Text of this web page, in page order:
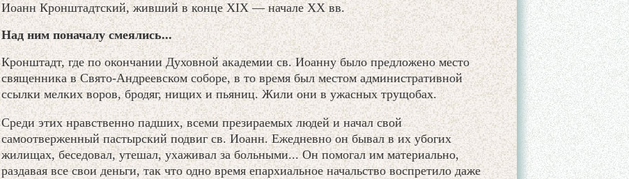
Иоанн Кронштадтский, живший в конце XIX — начале ХХ вв.
Над ним поначалу смеялись...
Кронштадт, где по окончании Духовной академии св. Иоанну было предложено место
священника в Свято-Андреевском соборе, в то время был местом административной
ссылки мелких воров, бродяг, нищих и пьяниц. Жили они в ужасных трущобах.
Среди этих нравственно падших, всеми презираемых людей и начал свой
самоотверженный пастырский подвиг св. Иоанн. Ежедневно он бывал в их убогих
жилищах, беседовал, утешал, ухаживал за больными... Он помогал им материально,
раздавая все свои деньги, так что одно время епархиальное начальство воспретило даже